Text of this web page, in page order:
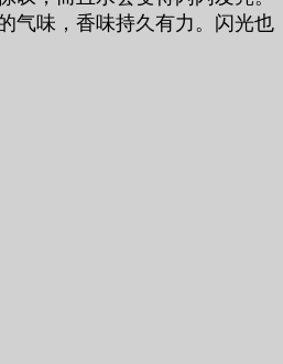
气味，香味持久有力。 闪光也